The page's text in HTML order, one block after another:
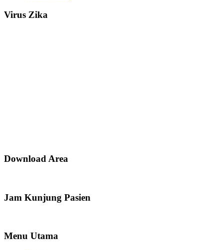
Virus Zika
Download Area
Jam Kunjung Pasien
Menu Utama